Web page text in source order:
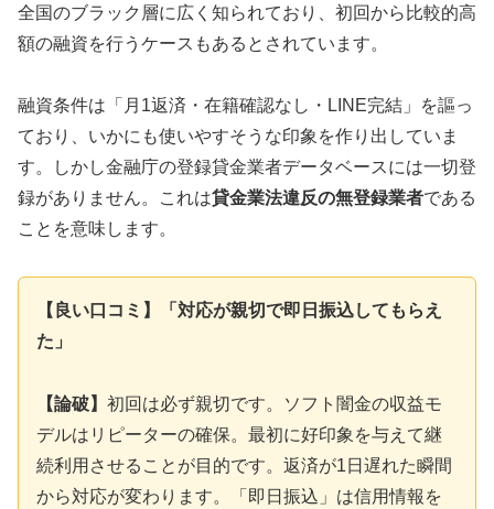
全国のブラック層に広く知られており、初回から比較的高
額の融資を行うケースもあるとされています。
融資条件は「月1返済・在籍確認なし・LINE完結」を謳っ
ており、いかにも使いやすそうな印象を作り出していま
す。しかし金融庁の登録貸金業者データベースには一切登
録がありません。これは貸金業法違反の無登録業者である
ことを意味します。
【良い口コミ】「対応が親切で即日振込してもらえ
た」
【論破】 初回は必ず親切です。ソフト闇金の収益モ
デルはリピーターの確保。最初に好印象を与えて継
続利用させることが目的です。返済が1日遅れた瞬間
から対応が変わります。「即日振込」は信用情報を